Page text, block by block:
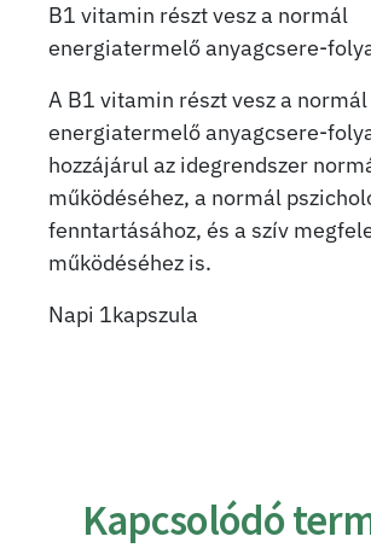
B1 vitamin részt vesz a normál
energiatermelő anyagcsere-
A B1 vitamin részt vesz a normál
energiatermelő anyagcsere-
hozzájárul az ideg­rendszer
működésé­hez, a normál
fenntartásához, és a szív
működéséhez is.
Napi 1kapszula
Kapcsolódó